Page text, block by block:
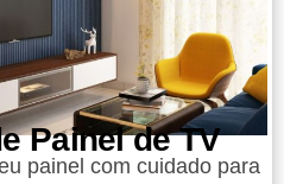
Painel de TV
painel com cuidado para